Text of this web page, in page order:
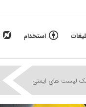
استخدام
| لیست های ایمنی